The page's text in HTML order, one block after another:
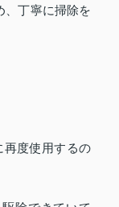
、丁寧に掃除を
再度使用するの